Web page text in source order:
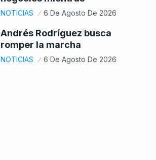
NOTICIAS 6 De Agosto De 2026
Andrés Rodríguez busca
romper la marcha
NOTICIAS 6 De Agosto De 2026